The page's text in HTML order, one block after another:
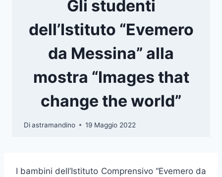
Gli studenti
dell’Istituto “Evemero
da Messina” alla
mostra “Images that
change the world”
Diastramandino 19 Maggio 2022
I bambini dell’Istituto Comprensivo “Evemero da